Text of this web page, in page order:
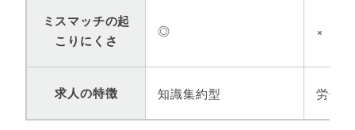
ミスマッチの起
こりにくさ
◎ ×
求人の特徴 知識集約型 労働